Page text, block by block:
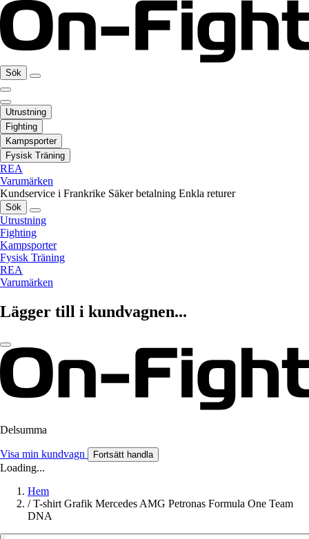
Sök
Utrustning
Fighting
Kampsporter
Fysisk Träning
REA
Varumärken
Kundservice i Frankrike Säker betalning Enkla returer
Sök
Utrustning
Fighting
Kampsporter
Fysisk Träning
REA
Varumärken
Lägger till i kundvagnen...
Delsumma
Visa min kundvagn Fortsätt handla
Loading...
Hem
/ T-shirt Grafik Mercedes AMG Petronas Formula One Team
DNA